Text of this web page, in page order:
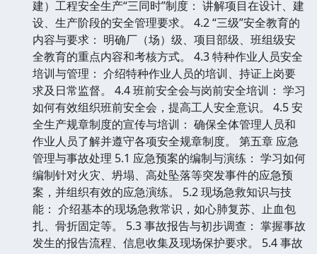
建）工程安全生产“三同时”制度： 讲解项目在设计、建
设、生产阶段的安全管理要求。 4.2 “三级”安全教育的
内容与要求： 明确厂（场）级、项目部级、班组级安
全教育的重点内容和考核方式。 4.3 特种作业人员安全
培训与管理： 介绍特种作业人员的培训、持证上岗要
求及日常监督。 4.4 班前安全会与岗前安全培训： 学习
如何有效组织班前安全会，提高工人安全意识。 4.5 安
全生产规章制度的宣传与培训： 确保全体管理人员和
作业人员了解并遵守各项安全规章制度。 第五章 应急
管理与事故处理 5.1 应急预案的编制与演练： 学习如何
编制针对火灾、坍塌、高处坠落等突发事件的应急预
案，并组织有效的应急演练。 5.2 现场急救知识与技
能： 介绍基本的现场急救常识，如心肺复苏、止血包
扎、骨折固定等。 5.3 事故报告与初步调查： 掌握事故
发生的报告流程、信息收集及现场保护要求。 5.4 事故